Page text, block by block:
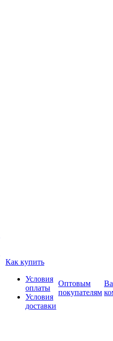
Как купить
Условия
оплаты
Условия
доставки
Оптовым
покупателям